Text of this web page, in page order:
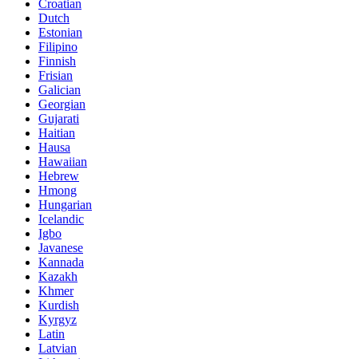
Croatian
Dutch
Estonian
Filipino
Finnish
Frisian
Galician
Georgian
Gujarati
Haitian
Hausa
Hawaiian
Hebrew
Hmong
Hungarian
Icelandic
Igbo
Javanese
Kannada
Kazakh
Khmer
Kurdish
Kyrgyz
Latin
Latvian